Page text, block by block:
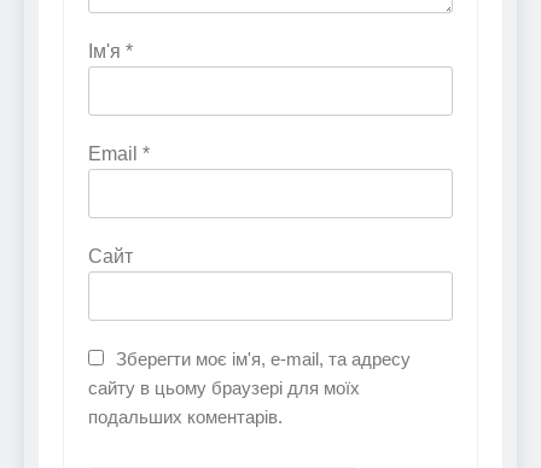
Ім'я *
Email *
Сайт
Зберегти моє ім'я, e-mail, та адресу
сайту в цьому браузері для моїх
подальших коментарів.